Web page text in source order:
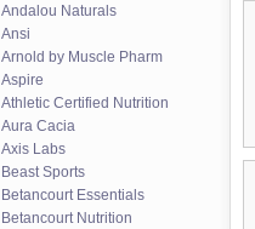
Andalou Naturals
Ansi
Arnold by Muscle Pharm
Aspire
Athletic Certified Nutrition
Aura Cacia
Axis Labs
Beast Sports
Betancourt Essentials
Betancourt Nutrition